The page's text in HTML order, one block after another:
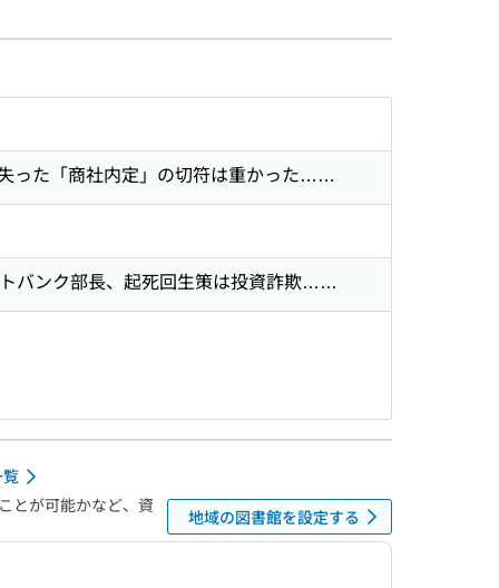
った「商社内定」の切符は重かった……
バンク部長、起死回生策は投資詐欺……
とが可能かなど、資
地域の図書館を設定する